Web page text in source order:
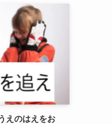
えのはえをお